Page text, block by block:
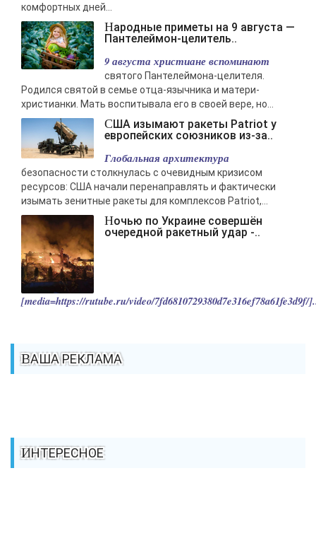
комфортных дней...
Народные приметы на 9 августа —
Пантелеймон-целитель..
9 августа христиане вспоминают
святого Пантелеймона-целителя.
Родился святой в семье отца-язычника и матери-
христианки. Мать воспитывала его в своей вере, но...
США изымают ракеты Patriot у
европейских союзников из-за..
Глобальная архитектура
безопасности столкнулась с очевидным кризисом
ресурсов: США начали перенаправлять и фактически
изымать зенитные ракеты для комплексов Patriot,...
Ночью по Украине совершён
очередной ракетный удар -..
[media=https://rutube.ru/video/7fd6810729380d7e316ef78a61fe3d9f/
ВАША РЕКЛАМА
ИНТЕРЕСНОЕ